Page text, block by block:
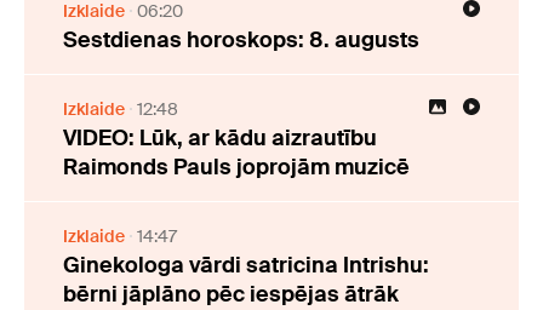
Izklaide 06:20
Sestdienas horoskops: 8. augusts
Izklaide 12:48
VIDEO: Lūk, ar kādu aizrautību
Raimonds Pauls joprojām muzicē
Izklaide 14:47
Ginekologa vārdi satricina Intrishu:
bērni jāplāno pēc iespējas ātrāk